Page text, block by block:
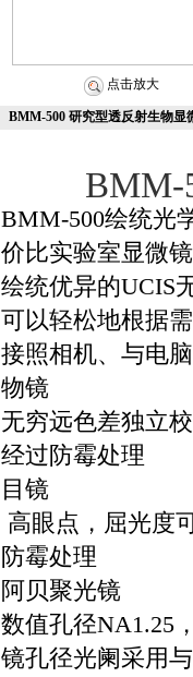
点击放大
BMM-500 研究型透反射生物
BMM-
BMM-500绘统光
价比实验室显微
绘统优异的UCIS
可以轻松地根据
接照相机、与电
物镜
无穷远色差独立
经过防霉处理
目镜
高眼点，屈光度
防霉处理
阿贝聚光镜
数值孔径NA1.25
镜孔径光阑采用